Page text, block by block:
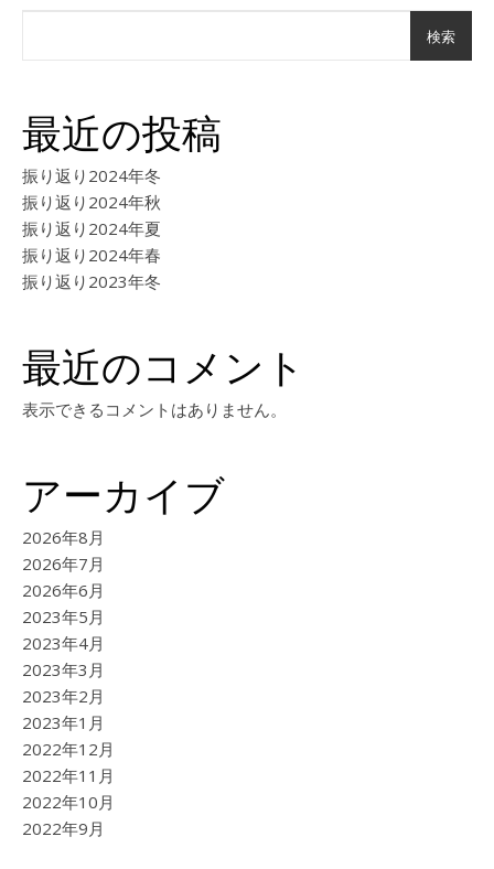
検索
最近の投稿
振り返り2024年冬
振り返り2024年秋
振り返り2024年夏
振り返り2024年春
振り返り2023年冬
最近のコメント
表示できるコメントはありません。
アーカイブ
2026年8月
2026年7月
2026年6月
2023年5月
2023年4月
2023年3月
2023年2月
2023年1月
2022年12月
2022年11月
2022年10月
2022年9月